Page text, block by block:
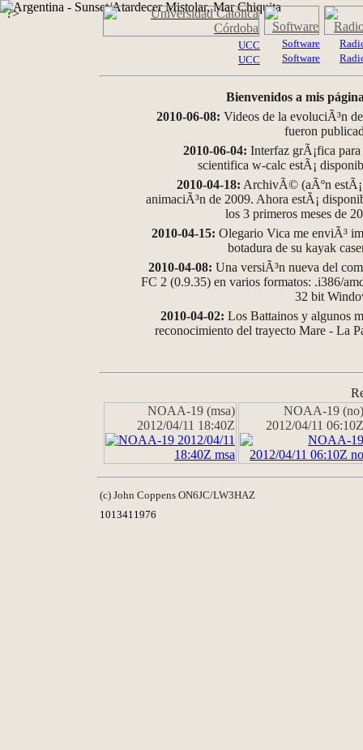
?>
UCC
UCC
Software
Software
Bienvenidos a mis
2010-06-08: Videos de la evoluciÃ³n
fueron
2010-06-04: Interfaz grÃ¡fica
scientifica w-calc estÃ¡
2010-04-18: ArchivÃ© (aÃºn
animaciÃ³n de 2009. Ahora estÃ¡
los 3 primeros meses de
2010-04-15: Olegario Vica me enviÃ³
botadura de su kayak
2010-04-08: Una versiÃ³n nueva del
FC 2 (0.9.35) en varios formatos: .i386/
32 bit
2010-04-02: Los Battainos y algunos
reconocimiento del trayecto Mare - La
NOAA-19 (msa)
2012/04/11 18:40Z
NOAA-19 (no)
2012/04/11 06:10Z
(c) John Coppens ON6JC/LW3HAZ
1013411976